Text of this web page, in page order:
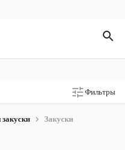
Фильтры
Закуски